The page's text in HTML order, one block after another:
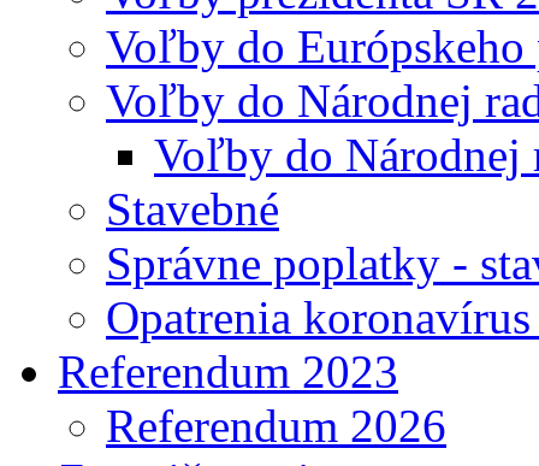
Voľby do Európskeho
Voľby do Národnej
Voľby do Národnej
Stavebné
Správne poplatky -
Opatrenia
Referendum 2023
Referendum 2026